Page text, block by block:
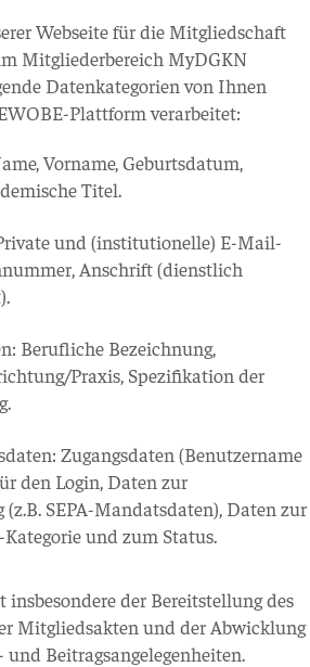
Webseite für die Mitgliedschaft
Mitgliederbereich MyDGKN
Datenkategorien von Ihnen
Plattform verarbeitet:
Vorname, Geburtsdatum,
Titel.
und (institutionelle) E-Mail-
Anschrift (dienstlich
Berufliche Bezeichnung,
Praxis, Spezifikation der
Zugangsdaten (Benutzername
den Login, Daten zur
(z.B. SEPA-Mandatsdaten), Daten zur
und zum Status.
der Bereitstellung des
Mitgliedsakten und der Abwicklung
Beitragsangelegenheiten.